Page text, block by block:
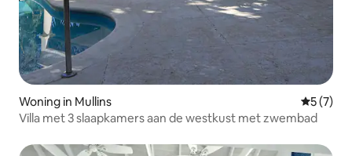
Woning in Mullins
5 (7)
Villa met 3 slaapkamers aan de westkust met zwembad